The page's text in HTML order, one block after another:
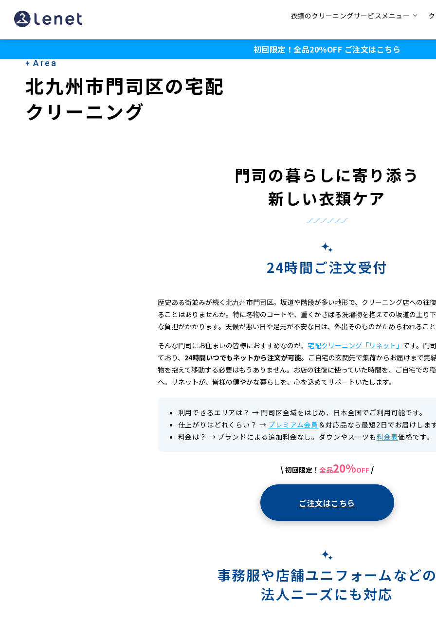
北
九
衣類のクリーニングサービスメニュー
初回限定！全品20％OFF ご注文はこちら
Area
北九州市門司区の宅配
クリーニング
門司の暮らしに寄り添う
新しい衣類ケア
24時間ご注文受付
歴史ある街並みが続く北九州市門司区。坂道や階段が多い地形で、クリーニング店への往
ることはありませんか。特に冬物のコートや、重くかさばる洗濯物を抱えての坂道の上り
な負担がかかります。天候が悪い日や足元が不安な日は、外出そのものがためらわれること
そんな門司にお住まいの皆様におすすめなのが、 宅配クリーニング「リネット」 です。門
ており、 24時間いつでもネットから注文が可能。ご自宅の玄関先で集荷からお届けまで完
物を抱えて移動する必要はもうありません。お店の往復に使っていた時間を、ご自宅での
へ。リネットが、皆様の健やかな暮らしを、心を込めてサポートいたします。
利用できるエリアは？ → 門司区全域をはじめ、日本全国でご利用可能です。
仕上がりはどれくらい？ → プレミアム会員 ＆対応品なら最短2日でお届けします
料金は？ → ブランドによる追加料金なし。ダウンやスーツも料金表価格です。
\ 初回限定！ 全品20%OFF /
ご注文はこちら
事務服や店舗ユニフォームなどの
法人ニーズにも対応